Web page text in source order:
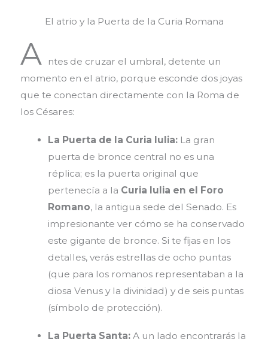
El atrio y la Puerta de la Curia Romana
A
ntes de cruzar el umbral, detente un
momento en el atrio, porque esconde dos joyas
que te conectan directamente con la Roma de
los Césares:
La Puerta de la Curia Iulia: La gran
puerta de bronce central no es una
réplica; es la puerta original que
pertenecía a la Curia Iulia en el Foro
Romano, la antigua sede del Senado. Es
impresionante ver cómo se ha conservado
este gigante de bronce. Si te fijas en los
detalles, verás estrellas de ocho puntas
(que para los romanos representaban a la
diosa Venus y la divinidad) y de seis puntas
(símbolo de protección).
La Puerta Santa: A un lado encontrarás la